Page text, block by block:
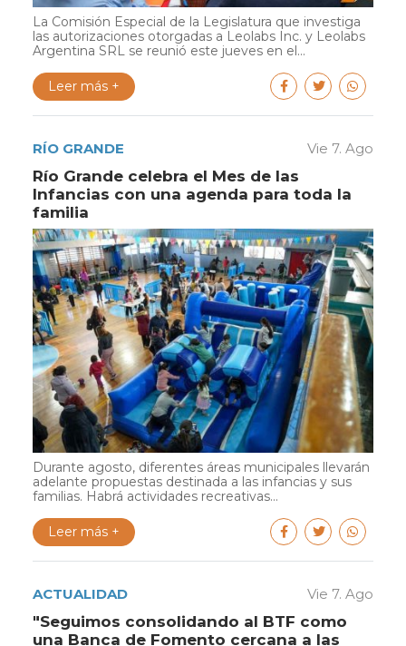
La Comisión Especial de la Legislatura que investiga
las autorizaciones otorgadas a Leolabs Inc. y Leolabs
Argentina SRL se reunió este jueves en el...
Leer más +
RÍO GRANDE Vie 7. Ago
Río Grande celebra el Mes de las
Infancias con una agenda para toda la
familia
Durante agosto, diferentes áreas municipales llevarán
adelante propuestas destinada a las infancias y sus
familias. Habrá actividades recreativas...
Leer más +
ACTUALIDAD Vie 7. Ago
"Seguimos consolidando al BTF como
una Banca de Fomento cercana a las